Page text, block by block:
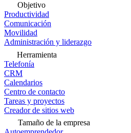
Objetivo
Productividad
Comunicación
Movilidad
Administración y liderazgo
Herramienta
Telefonía
CRM
Calendarios
Centro de contacto
Tareas y proyectos
Creador de sitios web
Tamaño de la empresa